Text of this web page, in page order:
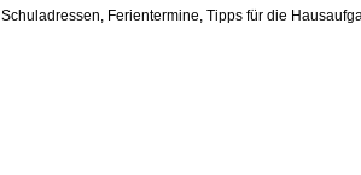
Schuladressen, Ferientermine, Tipps für die